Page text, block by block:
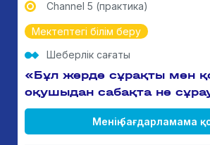
Channel 5 (практика)
Мектептегі білім беру
Шеберлік сағаты
«Бұл жерде сұрақты мен
оқушыдан сабақта не
Менің бағдарламама